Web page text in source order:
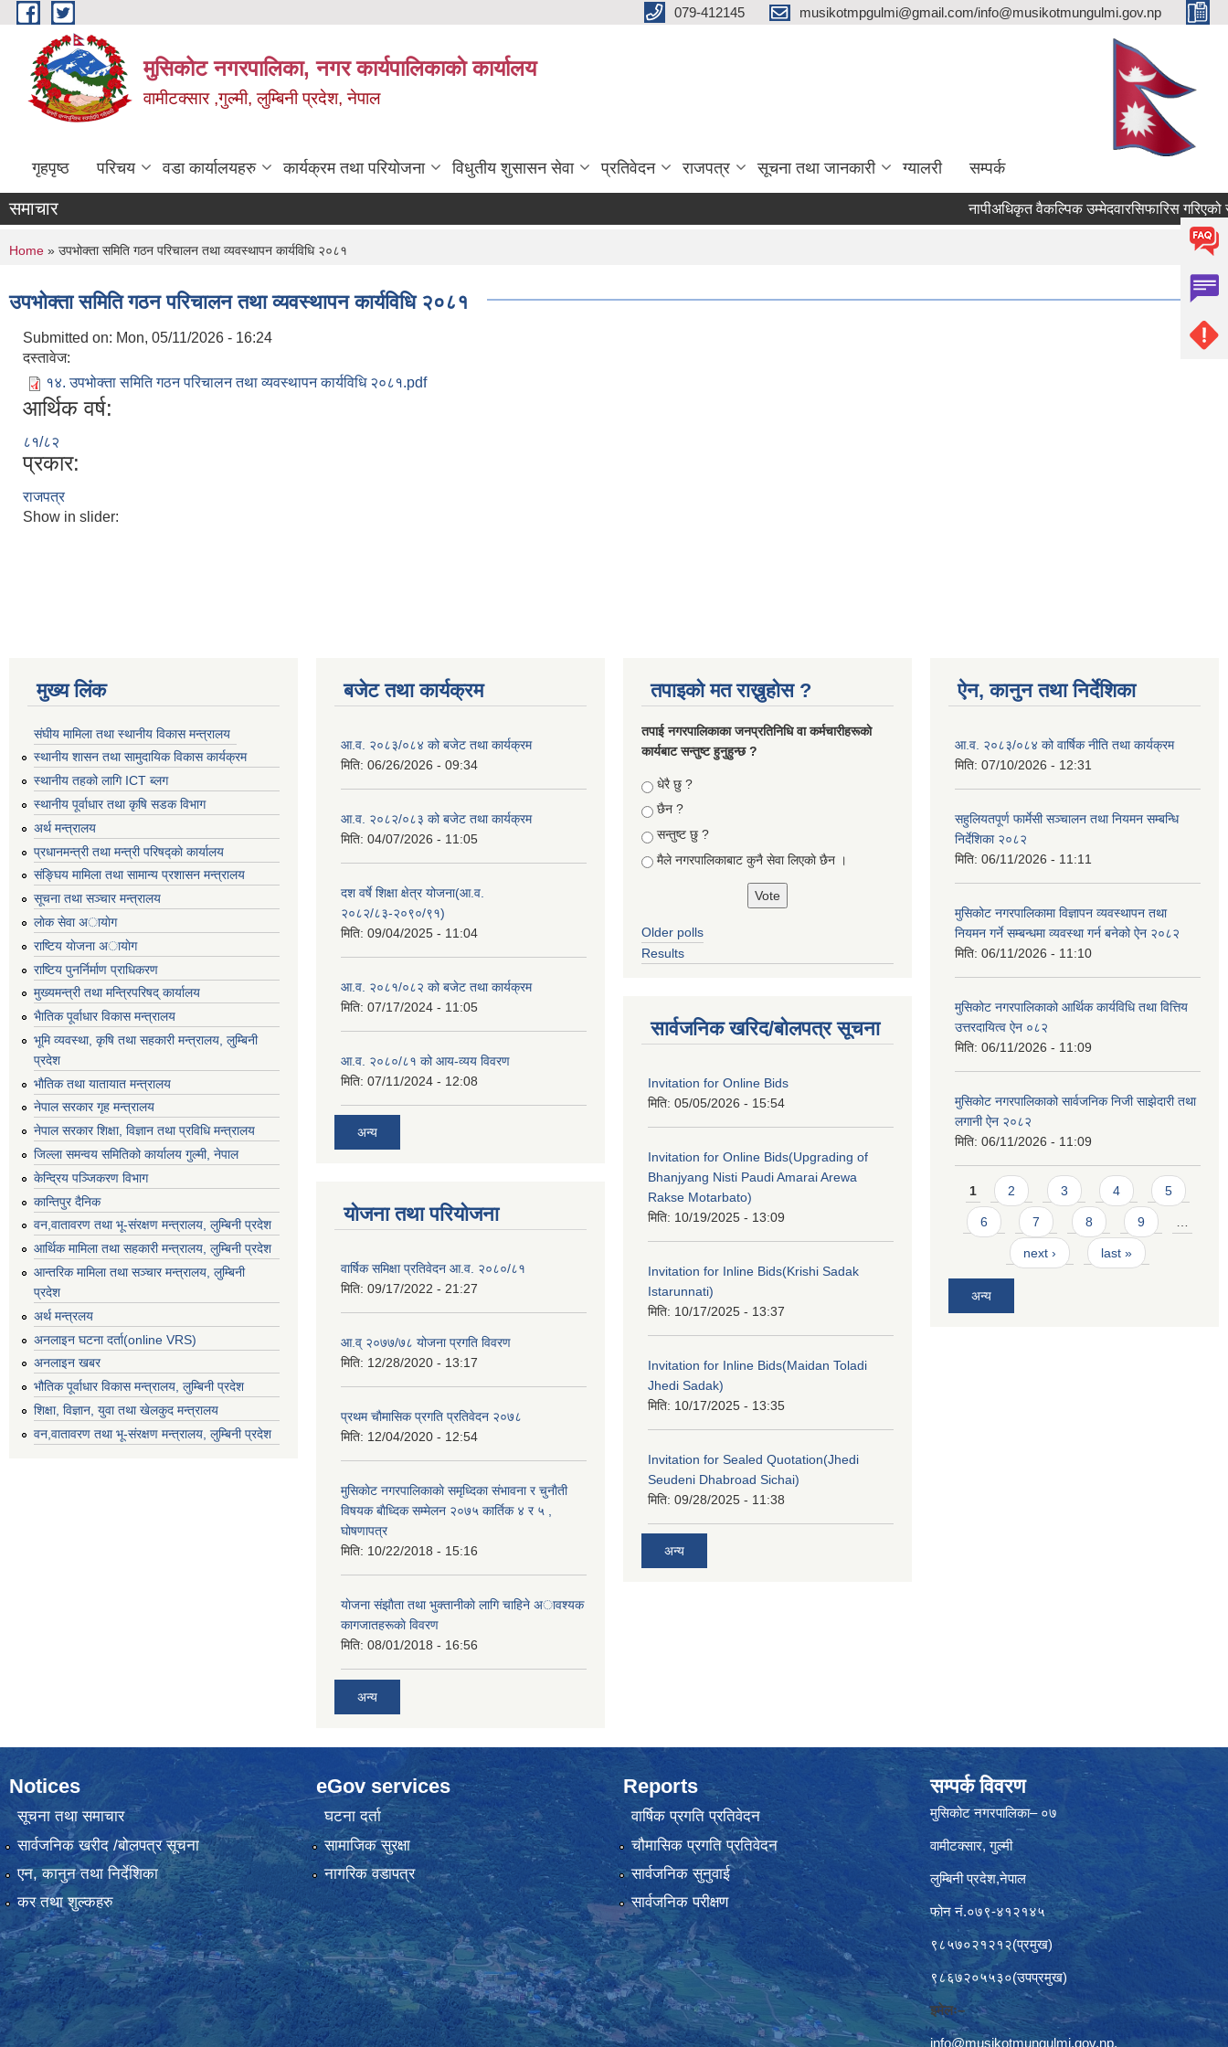
Skip to main content 079-412145 musikotmpgulmi@gmail.com/info@musikotmungulmi.gov.np
मुसिकोट नगरपालिका, नगर कार्यपालिकाकाे कार्यालय
वामीटक्सार ,गुल्मी, लुम्बिनी प्रदेश, नेपाल
गृहपृष्ठ परिचय वडा कार्यालयहरु कार्यक्रम तथा परियोजना विधुतीय शुसासन सेवा प्रतिवेदन राजपत्र सूचना तथा जानकारी ग्यालरी सम्पर्क
समाचार नापीअधिकृत वैकल्पिक उम्मेदवारसिफारिस गरिएको
You are here
Home » उपभोक्ता समिति गठन परिचालन तथा व्यवस्थापन कार्यविधि २०८१
उपभोक्ता समिति गठन परिचालन तथा व्यवस्थापन कार्यविधि २०८१
Submitted on: Mon, 05/11/2026 - 16:24
दस्तावेज:
१४. उपभोक्ता समिति गठन परिचालन तथा व्यवस्थापन कार्यविधि २०८१.pdf
आर्थिक वर्ष:
८१/८२
प्रकार:
राजपत्र
Show in slider:
मुख्य लिंक
संघीय मामिला तथा स्थानीय विकास मन्त्रालय
स्थानीय शासन तथा सामुदायिक विकास कार्यक्रम
स्थानीय तहको लागि ICT ब्लग
स्थानीय पूर्वाधार तथा कृषि सडक विभाग
अर्थ मन्त्रालय
प्रधानमन्त्री तथा मन्त्री परिषद्काे कार्यालय
संङ्घिय मामिला तथा सामान्य प्रशासन मन्त्रालय
सूचना तथा सञ्चार मन्त्रालय
लाेक सेवा अायाेग
राष्टिय याेजना अायाेग
राष्टिय पुनर्निर्माण प्राधिकरण
मुख्यमन्त्री तथा मन्त्रिपरिषद् कार्यालय
भैातिक पूर्वाधार विकास मन्त्रालय
भूमि व्यवस्था, कृषि तथा सहकारी मन्त्रालय, लु्म्बिनी
प्रदेश
भाैतिक तथा यातायात मन्त्रालय
नेपाल सरकार गृह मन्त्रालय
नेपाल सरकार शिक्षा, विज्ञान तथा प्रविधि मन्त्रालय
जिल्ला समन्वय समितिको कार्यालय गुल्मी, नेपाल
केन्द्रिय पञ्जिकरण विभाग
कान्तिपुर दैनिक
वन,वातावरण तथा भू-संरक्षण मन्त्रालय, लुम्बिनी प्रदेश
आर्थिक मामिला तथा सहकारी मन्त्रालय, लुम्बिनी प्रदेश
आन्तरिक मामिला तथा सञ्चार मन्त्रालय, लुम्बिनी
प्रदेश
अर्थ मन्त्रलय
अनलाइन घटना दर्ता(online VRS)
अनलाइन खबर
भौतिक पूर्वाधार विकास मन्त्रालय, लुम्बिनी प्रदेश
शिक्षा, विज्ञान, युवा तथा खेलकुद मन्‍‍त्रालय
वन,वातावरण तथा भू-संरक्षण मन्त्रालय, लुम्बिनी प्रदेश
बजेट तथा कार्यक्रम
आ.व. २०८३/०८४ को बजेट तथा कार्यक्रम
मिति: 06/26/2026 - 09:34
आ.व. २०८२/०८३ को बजेट तथा कार्यक्रम
मिति: 04/07/2026 - 11:05
दश वर्षे शिक्षा क्षेत्र योजना(आ.व.
२०८२/८३-२०९०/९१)
मिति: 09/04/2025 - 11:04
आ.व. २०८१/०८२ को बजेट तथा कार्यक्रम
मिति: 07/17/2024 - 11:05
आ.व. २०८०/८१ को आय-व्यय विवरण
मिति: 07/11/2024 - 12:08
अन्य
योजना तथा परियोजना
वार्षिक समिक्षा प्रतिवेदन आ.व. २०८०/८१
मिति: 09/17/2022 - 21:27
आ.व् २०७७/७८ योजना प्रगति विवरण
मिति: 12/28/2020 - 13:17
प्रथम चाैमासिक प्रगति प्रतिवेदन २०७८
मिति: 12/04/2020 - 12:54
मुसिकाेट नगरपालिकाकाे समृध्दिका संभावना र चुनाैती
विषयक बाैध्दिक सम्मेलन २०७५ कार्तिक ४ र ५ ,
घाेषणापत्र
मिति: 10/22/2018 - 15:16
याेजना संझाैता तथा भुक्तानीकाे लागि चाहिने अावश्यक
कागजातहरूकाे विवरण
मिति: 08/01/2018 - 16:56
अन्य
तपाइको मत राख्नुहोस ?
तपा‌ई नगरपालिकाका जनप्रतिनिधि वा कर्मचारीहरूकाे
कार्यबाट सन्तुष्ट हुनुहुन्छ ?
Choices
धेरै छु ?
छैन ?
सन्तुष्ट छु ?
मैले नगरपालिकाबाट कुनै सेवा लिएकाे छैन ।
Older polls
Results
सार्वजनिक खरिद/बोलपत्र सूचना
Invitation for Online Bids
मिति: 05/05/2026 - 15:54
Invitation for Online Bids(Upgrading of
Bhanjyang Nisti Paudi Amarai Arewa
Rakse Motarbato)
मिति: 10/19/2025 - 13:09
Invitation for Inline Bids(Krishi Sadak
Istarunnati)
मिति: 10/17/2025 - 13:37
Invitation for Inline Bids(Maidan Toladi
Jhedi Sadak)
मिति: 10/17/2025 - 13:35
Invitation for Sealed Quotation(Jhedi
Seudeni Dhabroad Sichai)
मिति: 09/28/2025 - 11:38
अन्य
ऐन, कानुन तथा निर्देशिका
आ.व. २०८३/०८४ को वार्षिक नीति तथा कार्यक्रम
मिति: 07/10/2026 - 12:31
सहुलियतपूर्ण फार्मेसी सञ्चालन तथा नियमन सम्बन्धि
निर्देशिका २०८२
मिति: 06/11/2026 - 11:11
मुसिकोट नगरपालिकामा विज्ञापन व्यवस्थापन तथा
नियमन गर्ने सम्बन्धमा व्यवस्था गर्न बनेको ऐन २०८२
मिति: 06/11/2026 - 11:10
मुसिकोट नगरपालिकाको आर्थिक कार्यविधि तथा वित्तिय
उत्तरदायित्व ऐन ०८२
मिति: 06/11/2026 - 11:09
मुसिकोट नगरपालिकाको सार्वजनिक निजी साझेदारी तथा
लगानी ऐन २०८२
मिति: 06/11/2026 - 11:09
Pages
1 2 3 4 5
6 7 8 9 …
next › last »
अन्य
Notices
सूचना तथा समाचार
सार्वजनिक खरीद /बोलपत्र सूचना
एन, कानुन तथा निर्देशिका
कर तथा शुल्कहरु
eGov services
घटना दर्ता
सामाजिक सुरक्षा
नागरिक वडापत्र
Reports
वार्षिक प्रगति प्रतिवेदन
चौमासिक प्रगति प्रतिवेदन
सार्वजनिक सुनुवाई
सार्वजनिक परीक्षण
सम्पर्क विवरण
मुसिकोट नगरपालिका– ०७
वामीटक्सार, गुल्मी
लुम्बिनी प्रदेश,नेपाल
फोन नं.०७९-४१२१४५
९८५७०२१२१२(प्रमुख)
९८६७२०५५३०(उपप्रमुख)
इमेलः–
info@musikotmungulmi.gov.np,